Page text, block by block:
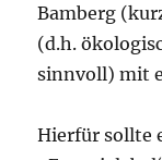
Bamberg
(d.h.
sinnvoll) mit
Hierfür sollte